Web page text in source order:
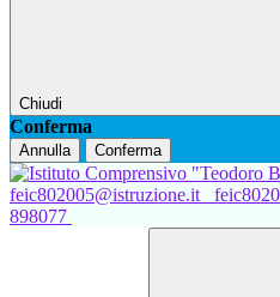
Chiudi
Conferma
Annulla Conferma
feic802005@istruzione.it
898077